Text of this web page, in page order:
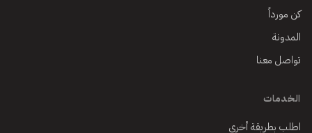
كن مورداً
المدونة
تواصل معنا
الخدمات
اطلب بطريقة أخرى